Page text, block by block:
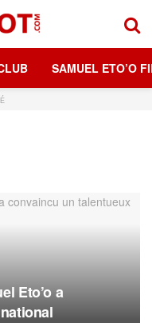
SAMUEL ETO’O
Eto’o a